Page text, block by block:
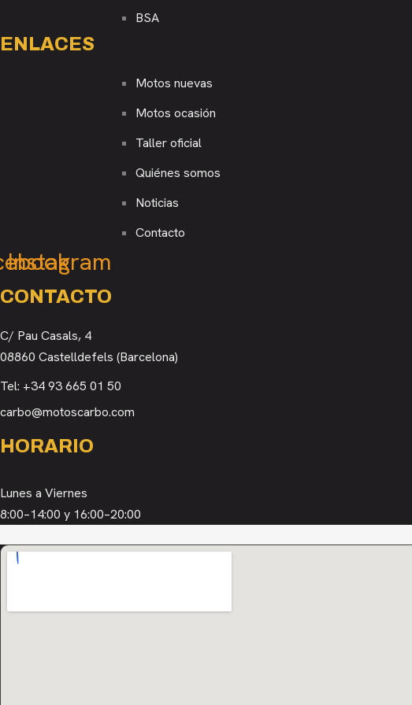
BSA
ENLACES
Motos nuevas
Motos ocasión
Taller oficial
Quiénes somos
Noticias
Contacto
Instagram
CONTACTO
C/ Pau Casals, 4
08860 Castelldefels (Barcelona)
Tel: +34 93 665 01 50
carbo@motoscarbo.com
HORARIO
Lunes a Viernes
8:00–14:00 y 16:00–20:00